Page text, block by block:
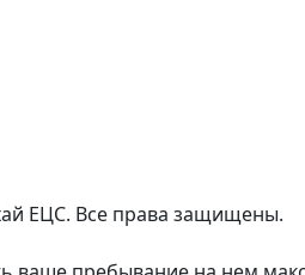
ЕЦС. Все права защищены.